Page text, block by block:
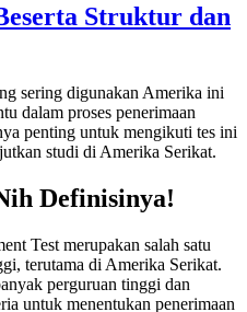
Struktur dan
sering digunakan Amerika ini
dalam proses penerimaan
penting untuk mengikuti tes ini
studi di Amerika Serikat.
Definisinya!
Test merupakan salah satu
terutama di Amerika Serikat.
perguruan tinggi dan
untuk menentukan penerimaan